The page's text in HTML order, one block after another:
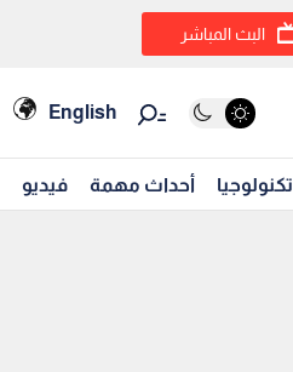
البث المباشر
English
تكنولوجيا أحداث مهمة فيديو